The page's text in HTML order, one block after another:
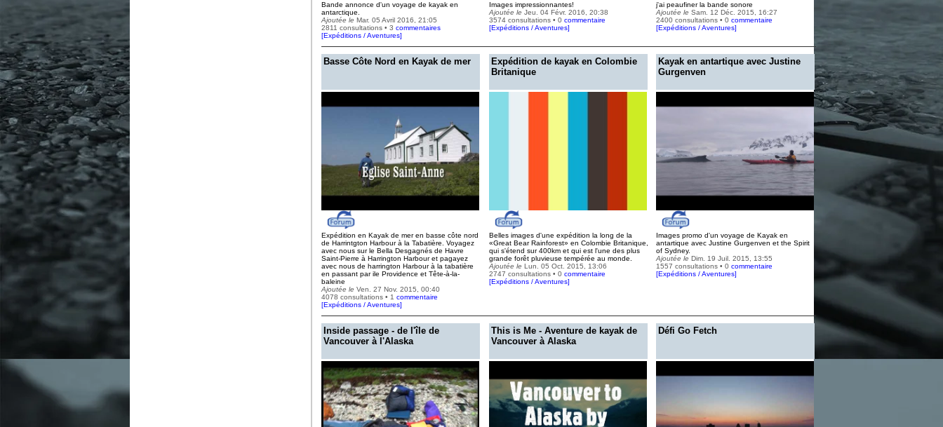
Bande annonce d'un voyage de kayak en
antarctique.
Ajoutée le Mar. 05 Avril 2016, 21:05
2811 consultations • 3 commentaires
[Expéditions / Aventures]
Images impressionnantes!
Ajoutée le Jeu. 04 Févr. 2016, 20:38
3574 consultations • 0 commentaire
[Expéditions / Aventures]
j'ai peaufiner la bande sonore
Ajoutée le Sam. 12 Déc. 2015, 16:27
2400 consultations • 0 commentaire
[Expéditions / Aventures]
Basse Côte Nord en Kayak de mer
Expédition en Kayak de mer en basse côte nord
de Harrintgton Harbour à la Tabatière. Voyagez
avec nous sur le Bella Desgagnés de Havre
Saint-Pierre à Harrington Harbour et pagayez
avec nous de harrington Harbour à la tabatière
en passant par ile Providence et Tête-à-la-
baleine
Ajoutée le Ven. 27 Nov. 2015, 00:40
4078 consultations • 1 commentaire
[Expéditions / Aventures]
Expédition de kayak en Colombie
Britanique
Belles images d'une expédition la long de la
«Great Bear Rainforest» en Colombie Britanique,
qui s'étend sur 400km et qui est l'une des plus
grande forêt pluvieuse tempérée au monde.
Ajoutée le Lun. 05 Oct. 2015, 13:06
2747 consultations • 0 commentaire
[Expéditions / Aventures]
Kayak en antartique avec Justine
Gurgenven
Images promo d'un voyage de Kayak en
antartique avec Justine Gurgenven et the Spirit
of Sydney.
Ajoutée le Dim. 19 Juil. 2015, 13:55
1557 consultations • 0 commentaire
[Expéditions / Aventures]
Inside passage - de l'île de
Vancouver à l'Alaska
This is Me - Aventure de kayak de
Vancouver à Alaska
Défi Go Fetch